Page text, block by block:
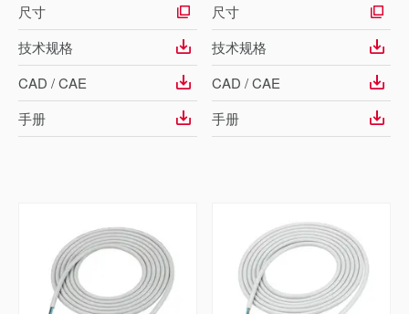
尺寸
技术规格
CAD / CAE
手册
尺寸
技术规格
CAD / CAE
手册